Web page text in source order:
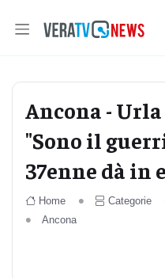
Ancona -
"Sono il
37enne dà in
Home Categorie
Ancona